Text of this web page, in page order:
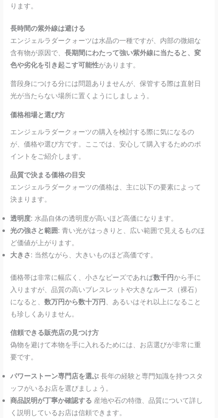
ります。
長時間の紫外線は避ける
エンジェルラダークォーツは水晶の一種ですが、内部の微細な
含有物が原因で、長期間にわたって強い紫外線に当たると、変
色や劣化を引き起こす可能性があります。
普段身につける分には問題ありませんが、保管する際は直射日
光が当たらない場所に置くようにしましょう。
価格相場と選び方
エンジェルラダークォーツの購入を検討する際に気になるの
が、価格や選び方です。ここでは、安心して購入するためのポ
イントをご紹介します。
品質で決まる価格の目安
エンジェルラダークォーツの価格は、主に以下の要素によって
決まります。
透明度: 水晶自体の透明度が高いほど高価になります。
光の強さと範囲: 青い光がはっきりと、広い範囲で見えるものほ
ど価値が上がります。
大きさ: 当然ながら、大きいものほど高価です。
価格帯は非常に幅広く、小さなビーズであれば数千円から手に
入りますが、品質の高いブレスレットや大きなルース（裸石）
になると、数万円から数十万円、あるいはそれ以上になること
も珍しくありません。
信頼できる販売店の見つけ方
偽物を避けて本物を手に入れるためには、お店選びが非常に重
要です。
パワーストーン専門店を選ぶ 長年の経験と専門知識を持つスタ
ッフがいるお店を選びましょう。
商品説明が丁寧か確認する 産地や石の特徴、品質について詳し
く説明しているお店は信頼できます。